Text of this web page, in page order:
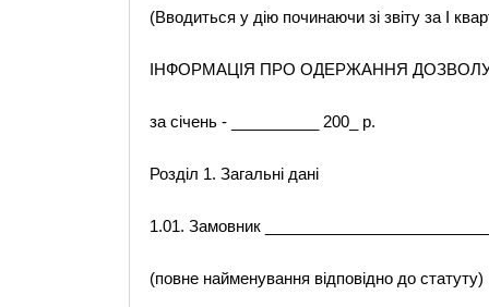
(Вводиться у дію починаючи зі звіту за I
ІНФОРМАЦІЯ ПРО ОДЕРЖАННЯ
за січень - __________ 200_ р.
Розділ 1. Загальні дані
1.01. Замовник
(повне найменування відповідно до статуту)